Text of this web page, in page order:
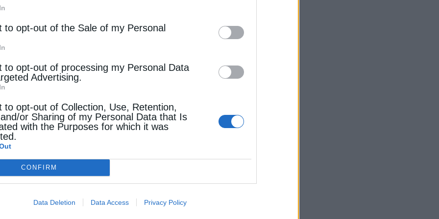
to opt-out of the Sale of my Personal
to opt-out of processing my Personal Data
Advertising.
to opt-out of Collection, Use, Retention,
or Sharing of my Personal Data that Is
with the Purposes for which it was
CONFIRM
Data Deletion Data Access Privacy Policy
Σταϊκούρας: Διαγωνισμός για 125 νέα
λεωφορεία μέσα στο 2026
Με την προσθήκη εκατοντάδων νέων οδηγών τους προσεχείς
κ. Σταϊκούρας
Από
ΥΠΟΔΟΜΕΣ
Σταϊκούρας: Απαιτούνται περισσότερες
επενδύσεις στις μεταφορές
Ο Υπουργός Υποδομών και Μεταφορών, Χρήστος Σταϊκούρας,
στην τοποθέτησή του αναφέρθηκε στην ανάγκη για σημαντικές